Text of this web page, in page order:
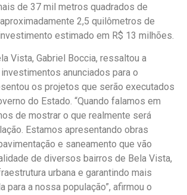
de 37 mil metros quadrados de
2,5 quilômetros de
estimado em R$ 13 milhões.
Vista, Gabriel Boccia, ressaltou a
anunciados para o
os projetos que serão executados
do Estado. “Quando falamos em
de mostrar o que realmente será
Estamos apresentando obras
e saneamento que vão
de diversos bairros de Bela Vista,
urbana e garantindo mais
para a nossa população”, afirmou o